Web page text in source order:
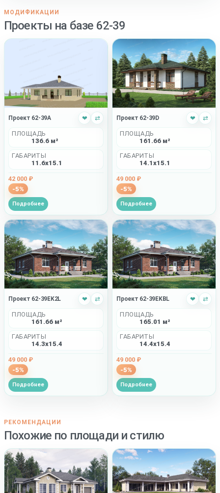
МОДИФИКАЦИИ
Проекты на базе 62-39
Проект 62-39A ❤ ⇄
ПЛОЩАДЬ
136.6 м²
ГАБАРИТЫ
11.6x15.1
42 000 ₽
-5%
Подробнее
Проект 62-39D ❤ ⇄
ПЛОЩАДЬ
161.66 м²
ГАБАРИТЫ
14.1x15.1
49 000 ₽
-5%
Подробнее
Проект 62-39EK2L ❤ ⇄
ПЛОЩАДЬ
161.66 м²
ГАБАРИТЫ
14.3x15.4
49 000 ₽
-5%
Подробнее
Проект 62-39EKBL ❤ ⇄
ПЛОЩАДЬ
165.01 м²
ГАБАРИТЫ
14.4x15.4
49 000 ₽
-5%
Подробнее
РЕКОМЕНДАЦИИ
Похожие по площади и стилю